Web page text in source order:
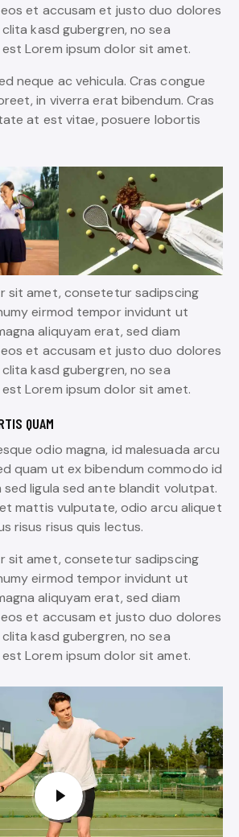
et accusam et justo duo dolores
kasd gubergren, no sea
Lorem ipsum dolor sit amet.
neque ac vehicula. Cras congue
in viverra erat bibendum. Cras
at est vitae, posuere lobortis
sit amet, consetetur sadipscing
eirmod tempor invidunt ut
aliquyam erat, sed diam
et accusam et justo duo dolores
kasd gubergren, no sea
Lorem ipsum dolor sit amet.
QUAM
odio magna, id malesuada arcu
quam ut ex bibendum commodo id
sed ligula sed ante blandit volutpat.
mattis vulputate, odio arcu aliquet
risus risus quis lectus.
sit amet, consetetur sadipscing
eirmod tempor invidunt ut
aliquyam erat, sed diam
et accusam et justo duo dolores
kasd gubergren, no sea
Lorem ipsum dolor sit amet.